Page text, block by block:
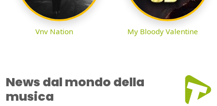
Vnv Nation My Bloody Valentine
News dal mondo della
musica